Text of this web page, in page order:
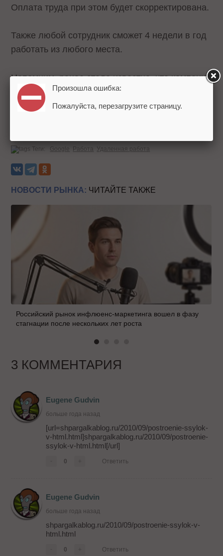
Оплата труда при этом будет скорректирована.
Также любой сотрудник сможет 4 недели в год
работать из любого места.
Напомним, ранее стало известно, что компания
Mail.ru Groupперешлана гибридный режим
работы навсегда.
Теги: Google Работа Удаленная работа
НОВОСТИ РЫНКА: ЧИТАЙТЕ ТАКЖЕ
Российский рынок инфлюенс-маркетинга вошел в фазу
стагнации после нескольких лет роста
3 КОММЕНТАРИЯ
Eugene Gudvin
больше года назад
[url=shpargalkablog.ru/2010/09/postroenie-ssylok-
v-html.html]shpargalkablog.ru/2010/09/postroenie-
ssylok-v-html.html[/url]
0 Ответить
Eugene Gudvin
больше года назад
shpargalkablog.ru/2010/09/postroenie-ssylok-v-
html.html
0 Ответить
Произошла ошибка:
Пожалуйста, перезагрузите страницу.